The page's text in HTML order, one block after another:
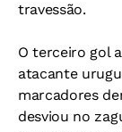
travessão.
O terceiro gol
atacante
marcadores
desviou no